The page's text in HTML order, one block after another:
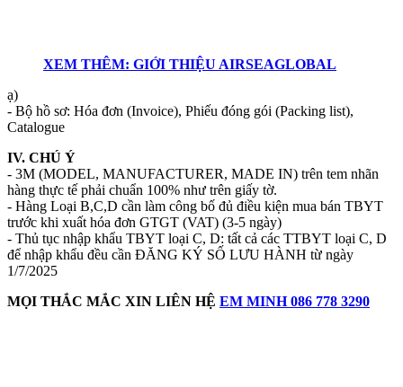
XEM THÊM: GIỚI THIỆU AIRSEAGLOBAL
ạ)
- Bộ hồ sơ: Hóa đơn (Invoice), Phiếu đóng gói (Packing list),
Catalogue
IV. CHÚ Ý
- 3M (MODEL, MANUFACTURER, MADE IN) trên tem nhãn
hàng thực tế phải chuẩn 100% như trên giấy tờ.
- Hàng Loại B,C,D cần làm công bố đủ điều kiện mua bán TBYT
trước khi xuất hóa đơn GTGT (VAT) (3-5 ngày)
- Thủ tục nhập khẩu TBYT loại C, D: tất cả các TTBYT loại C, D
để nhập khẩu đều cần ĐĂNG KÝ SỐ LƯU HÀNH từ ngày
1/7/2025
MỌI THẮC MẮC XIN LIÊN HỆ EM MINH 086 778 3290